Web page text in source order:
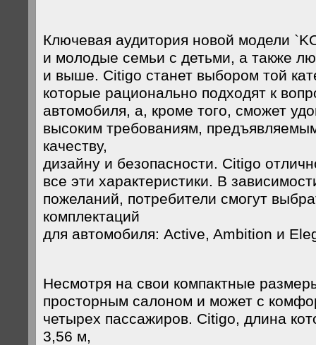
Ключевая аудитория новой модели
и молодые семьи с детьми, а также
и выше. Citigo станет выбором той
которые рационально подходят к
автомобиля, а, кроме того, сможет
высоким требованиям,
качеству,
дизайну и безопасности. Citigo
все эти характеристики. В
пожеланий, потребители смогут
комплектаций
для автомобиля: Active, Ambition и
Несмотря на свои компактные
просторным салоном и может с
четырех пассажиров. Citigo, длина
3,56 м,